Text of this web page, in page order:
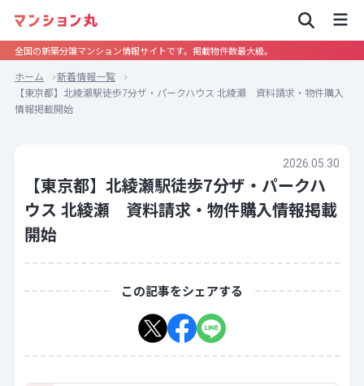
全国の新築分譲マンション情報サイトです。掲載物件数最大級。
ホーム
新着情報一覧
【東京都】北綾瀬駅徒歩7分ザ・パークハウス 北綾瀬 資料請求・物件購入
情報掲載開始
2026.05.30
【東京都】北綾瀬駅徒歩7分ザ・パークハ
ウス 北綾瀬 資料請求・物件購入情報掲載
開始
この記事をシェアする